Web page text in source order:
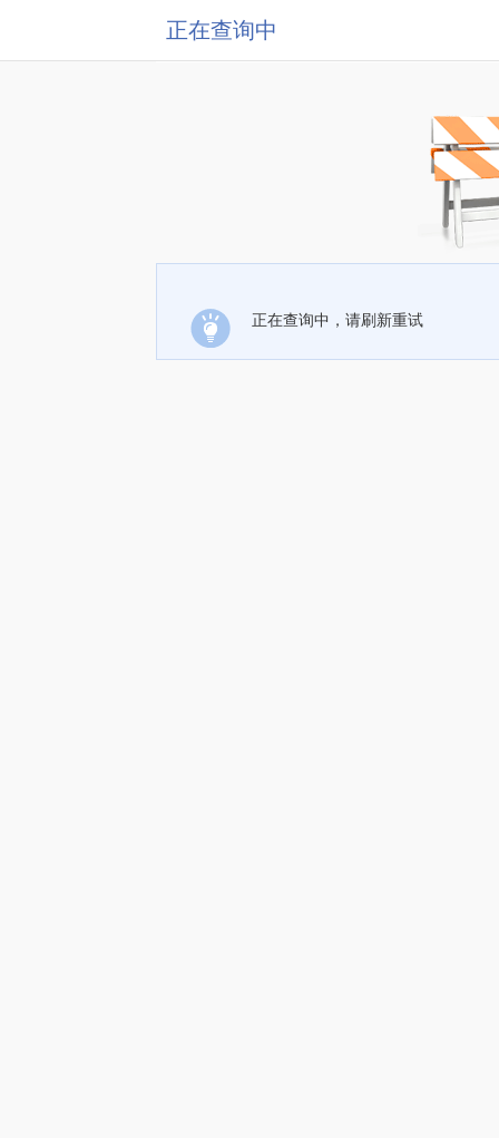
正在查询中
正在查询中，请刷新重试